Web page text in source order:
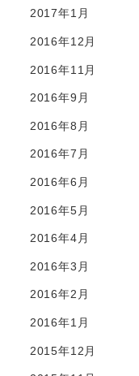
2017年1月
2016年12月
2016年11月
2016年9月
2016年8月
2016年7月
2016年6月
2016年5月
2016年4月
2016年3月
2016年2月
2016年1月
2015年12月